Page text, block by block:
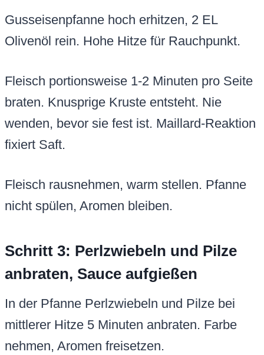
Gusseisenpfanne hoch erhitzen, 2 EL
Olivenöl rein. Hohe Hitze für Rauchpunkt.
Fleisch portionsweise 1-2 Minuten pro Seite
braten. Knusprige Kruste entsteht. Nie
wenden, bevor sie fest ist. Maillard-Reaktion
fixiert Saft.
Fleisch rausnehmen, warm stellen. Pfanne
nicht spülen, Aromen bleiben.
Schritt 3: Perlzwiebeln und Pilze
anbraten, Sauce aufgießen
In der Pfanne Perlzwiebeln und Pilze bei
mittlerer Hitze 5 Minuten anbraten. Farbe
nehmen, Aromen freisetzen.